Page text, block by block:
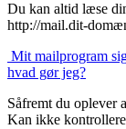
Du kan altid læse
http://mail.dit-
Mit mailprogram
hvad gør jeg?
Såfremt du oplever
Kan ikke